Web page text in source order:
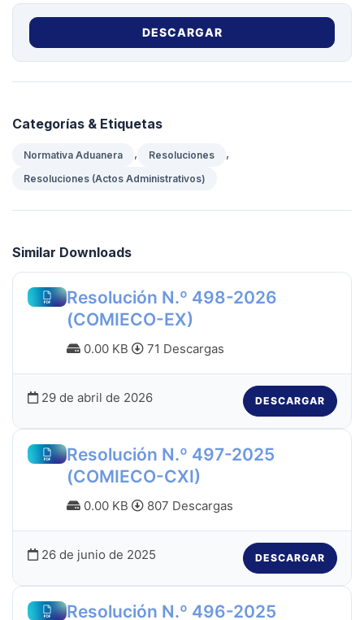
DESCARGAR
Categorías & Etiquetas
Normativa Aduanera Resoluciones
Resoluciones (Actos Administrativos)
Similar Downloads
Resolución N.º 498-2026
(COMIECO-EX)
0.00 KB 71 Descargas
29 de abril de 2026 DESCARGAR
Resolución N.º 497-2025
(COMIECO-CXI)
0.00 KB 807 Descargas
26 de junio de 2025 DESCARGAR
Resolución N.º 496-2025